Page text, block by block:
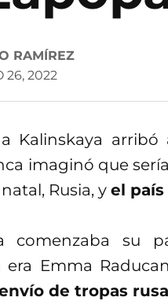
RAMÍREZ
26, 2022
Kalinskaya
imaginó que
Rusia, y el
comenzaba su
era Emma
de tropas